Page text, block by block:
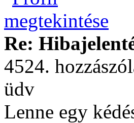
Re:
4524.
üdv
Lenne egy